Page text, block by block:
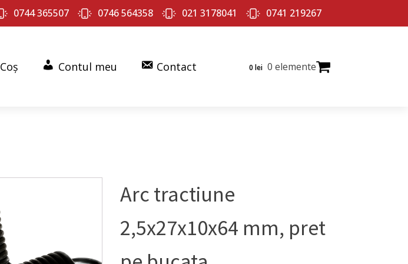
0744 365507 0746 564358 021 3178041 0741 219267
Coș Contul meu Contact 0 lei 0 elemente
Arc tractiune
2,5x27x10x64 mm, pret